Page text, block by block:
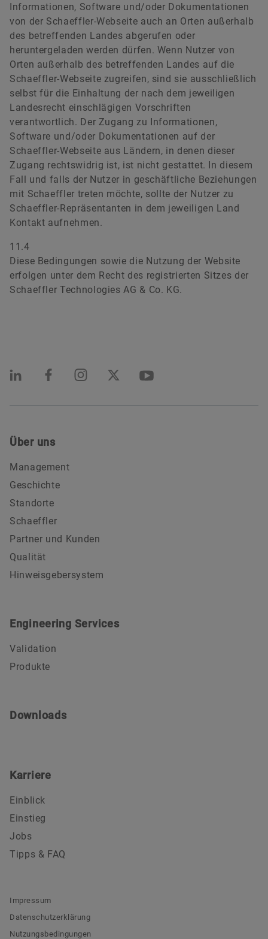
Informationen, Software und/oder Dokumentationen
von der Schaeffler-Webseite auch an Orten außerhalb
des betreffenden Landes abgerufen oder
heruntergeladen werden dürfen. Wenn Nutzer von
Orten außerhalb des betreffenden Landes auf die
Schaeffler-Webseite zugreifen, sind sie ausschließlich
selbst für die Einhaltung der nach dem jeweiligen
Landesrecht einschlägigen Vorschriften
verantwortlich. Der Zugang zu Informationen,
Software und/oder Dokumentationen auf der
Schaeffler-Webseite aus Ländern, in denen dieser
Zugang rechtswidrig ist, ist nicht gestattet. In diesem
Fall und falls der Nutzer in geschäftliche Beziehungen
mit Schaeffler treten möchte, sollte der Nutzer zu
Schaeffler-Repräsentanten in dem jeweiligen Land
Kontakt aufnehmen.
11.4
Diese Bedingungen sowie die Nutzung der Website
erfolgen unter dem Recht des registrierten Sitzes der
Schaeffler Technologies AG & Co. KG.
Über uns
Management
Geschichte
Standorte
Schaeffler
Partner und Kunden
Qualität
Hinweisgebersystem
Engineering Services
Validation
Produkte
Downloads
Karriere
Einblick
Einstieg
Jobs
Tipps & FAQ
Impressum
Datenschutzerklärung
Nutzungsbedingungen